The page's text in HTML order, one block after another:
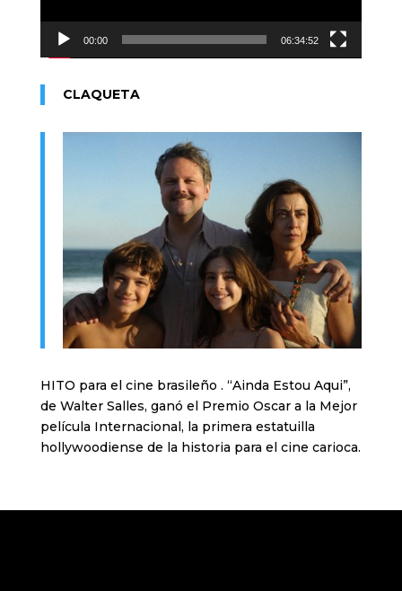
00:00 06:34:52
CLAQUETA
HITO para el cine brasileño . “Ainda Estou Aqui”,
de Walter Salles, ganó el Premio Oscar a la Mejor
película Internacional, la primera estatuilla
hollywoodiense de la historia para el cine carioca.